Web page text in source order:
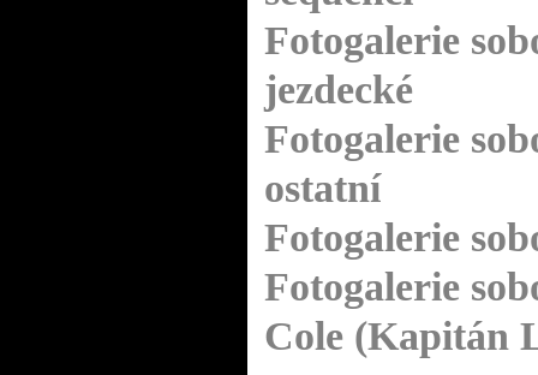
Fotogalerie
jezdecké
Fotogalerie
ostatní
Fotogalerie
Fotogalerie
Cole (Kapitán